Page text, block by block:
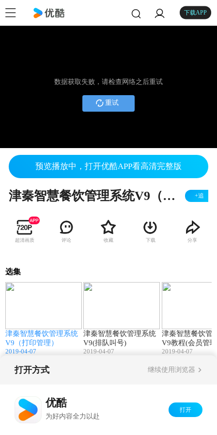
下载APP
数据获取失败，请检查网络之后重试
重试
预览播放中，打开优酷APP看高清完整版
津秦智慧餐饮管理系统V9（打印管理） +追
超清画质 评论 收藏 下载 分享
选集
津秦智慧餐饮管理系统
V9（打印管理）
2019-04-07
津秦智慧餐饮管理系统
V9(排队叫号)
2019-04-07
津秦智慧餐饮管
V9教程(会员管
2019-04-07
打开方式 继续使用浏览器
优酷
为好内容全力以赴
打开